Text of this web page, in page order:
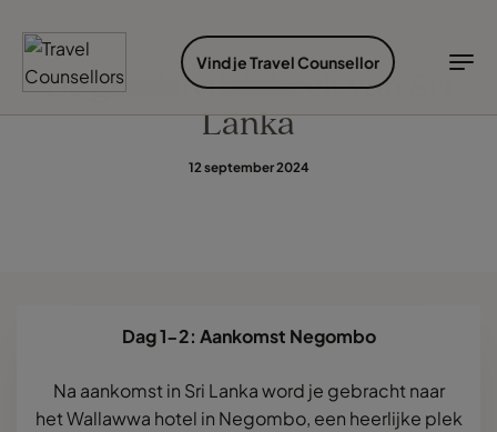
Ontdek bestemmingen
ONTDEK BESTEMMINGEN
Bestemmingen
SOORTEN VAKANTIES
Soorten vakanties
IDEALE REISTIJD
Ideale reistijd
TC Reisroutes
Inloggen myTC
Vind je Travel Counsellor
De gouden driehoek van Sri
Lanka
12 september 2024
Dag 1-2: Aankomst Negombo
Na aankomst in Sri Lanka word je gebracht naar
hetWallawwa hotel in Negombo, een heerlijke plek